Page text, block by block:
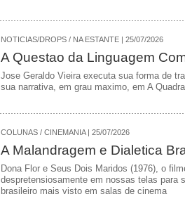
NOTICIAS/DROPS / NA ESTANTE | 25/07/2026
A Questao da Linguagem
Jose Geraldo Vieira executa sua forma de
sua narrativa, em grau maximo, em A
COLUNAS / CINEMANIA | 25/07/2026
A Malandragem e Dialetica
Dona Flor e Seus Dois Maridos (1976), o
despretensiosamente em nossas telas para
brasileiro mais visto em salas de cinema